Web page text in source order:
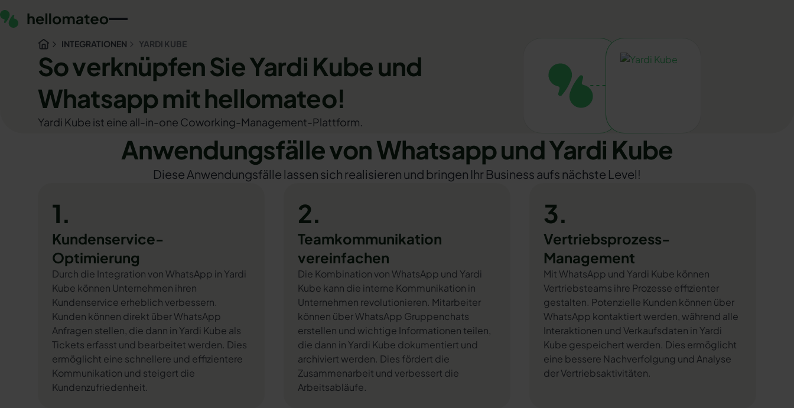
INTEGRATIONEN YARDI KUBE
So verknüpfen Sie Yardi Kube und
Whatsapp mit hellomateo!
Yardi Kube ist eine all-in-one Coworking-Management-Plattform.
Anwendungsfälle von Whatsapp und Yardi Kube
Diese Anwendungsfälle lassen sich realisieren und bringen Ihr Business aufs nächste Level!
1.
Kundenservice-
Optimierung
Durch die Integration von WhatsApp in Yardi
Kube können Unternehmen ihren
Kundenservice erheblich verbessern.
Kunden können direkt über WhatsApp
Anfragen stellen, die dann in Yardi Kube als
Tickets erfasst und bearbeitet werden. Dies
ermöglicht eine schnellere und effizientere
Kommunikation und steigert die
Kundenzufriedenheit.
2.
Teamkommunikation
vereinfachen
Die Kombination von WhatsApp und Yardi
Kube kann die interne Kommunikation in
Unternehmen revolutionieren. Mitarbeiter
können über WhatsApp Gruppenchats
erstellen und wichtige Informationen teilen,
die dann in Yardi Kube dokumentiert und
archiviert werden. Dies fördert die
Zusammenarbeit und verbessert die
Arbeitsabläufe.
3.
Vertriebsprozess-
Management
Mit WhatsApp und Yardi Kube können
Vertriebsteams ihre Prozesse effizienter
gestalten. Potenzielle Kunden können über
WhatsApp kontaktiert werden, während alle
Interaktionen und Verkaufsdaten in Yardi
Kube gespeichert werden. Dies ermöglicht
eine bessere Nachverfolgung und Analyse
der Vertriebsaktivitäten.